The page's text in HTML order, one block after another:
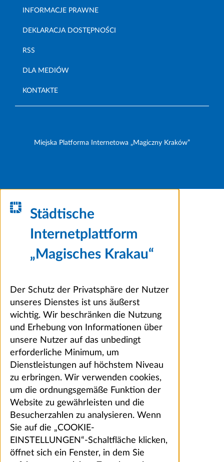
INFORMACJE PRAWNE
DEKLARACJA DOSTĘPNOŚCI
RSS
DLA MEDIÓW
KONTAKTE
Miejska Platforma Internetowa „Magiczny Kraków”
Städtische
Internetplattform
„Magisches Krakau“
Der Schutz der Privatsphäre der Nutzer
unseres Dienstes ist uns äußerst
wichtig. Wir beschränken die Nutzung
und Erhebung von Informationen über
unsere Nutzer auf das unbedingt
erforderliche Minimum, um
Dienstleistungen auf höchstem Niveau
zu erbringen. Wir verwenden cookies,
um die ordnungsgemäße Funktion der
Website zu gewährleisten und die
Besucherzahlen zu analysieren. Wenn
Sie auf die „COOKIE-
EINSTELLUNGEN“-Schaltfläche klicken,
öffnet sich ein Fenster, in dem Sie